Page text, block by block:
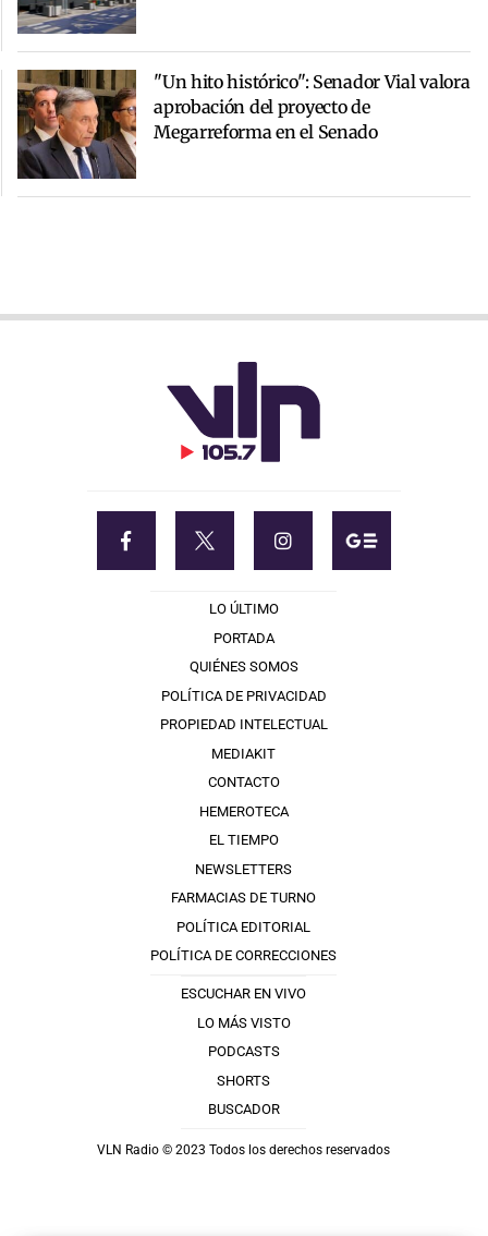
"Un hito histórico": Senador Vial valora
aprobación del proyecto de
Megarreforma en el Senado
LO ÚLTIMO
PORTADA
QUIÉNES SOMOS
POLÍTICA DE PRIVACIDAD
PROPIEDAD INTELECTUAL
MEDIAKIT
CONTACTO
HEMEROTECA
EL TIEMPO
NEWSLETTERS
FARMACIAS DE TURNO
POLÍTICA EDITORIAL
POLÍTICA DE CORRECCIONES
ESCUCHAR EN VIVO
LO MÁS VISTO
PODCASTS
SHORTS
BUSCADOR
VLN Radio © 2023 Todos los derechos reservados